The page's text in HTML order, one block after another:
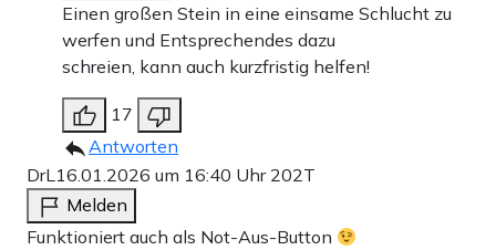
Einen großen Stein in eine einsame Schlucht zu
werfen und Entsprechendes dazu
schreien, kann auch kurzfristig helfen!
17
Antworten
DrL 16.01.2026 um 16:40 Uhr 202T
Melden
Funktioniert auch als Not-Aus-Button